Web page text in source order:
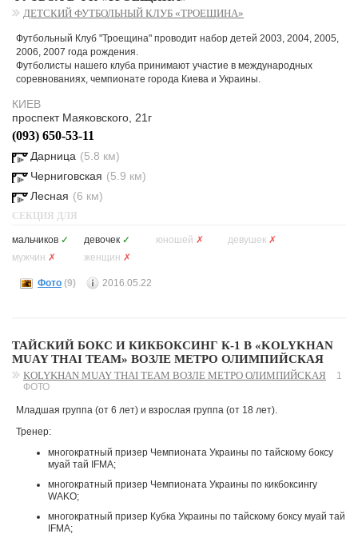
ДЕТСКИЙ ФУТБОЛЬНЫЙ КЛУБ «ТРОЕЩИНА»
Футбольный Клуб "Троещина" проводит набор детей 2003, 2004, 2005,
2006, 2007 года рождения.
Футболисты нашего клуба принимают участие в международных
соревнованиях, чемпионате города Киева и Украины.
КИЕВ
проспект Маяковского, 21г
(093) 650-53-11
Дарница (5.8 км)
Черниговская (5.9 км)
Лесная (6 км)
СЕКЦИЯ ДЛЯ
мальчиков ✓ девочек ✓ юношей ✗ девушек ✗
мужчин ✗ женщин ✗
Фото (9) 2016.05.22
ТАЙСКИЙ БОКС И КИКБОКСИНГ К-1 В «KOLYKHAN
MUAY THAI TEAM» ВОЗЛЕ МЕТРО ОЛИМПИЙСКАЯ
KOLYKHAN MUAY THAI TEAM ВОЗЛЕ МЕТРО ОЛИМПИЙСКАЯ
1
ФОТО
Младшая группа (от 6 лет) и взрослая группа (от 18 лет).
Тренер:
многократный призер Чемпионата Украины по тайскому боксу
муай тай IFMA;
многократный призер Чемпионата Украины по кикбоксингу
WAKO;
многократный призер Кубка Украины по тайскому боксу муай тай
IFMA;